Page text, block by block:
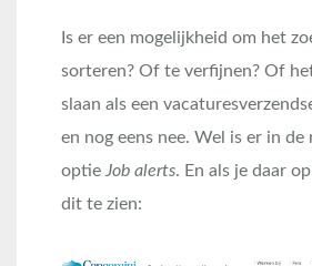
Is er een mogelijkheid om het
sorteren? Of te verfijnen? Of
slaan als een
en nog eens nee. Wel is er in
optieJob alerts. En als je daar
dit te zien: